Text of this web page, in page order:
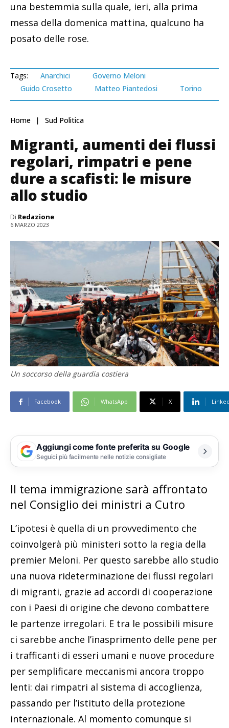
una bestemmia sulla quale, ieri, alla prima
messa della domenica mattina, qualcuno ha
posato delle rose.
Tags: Anarchici
Governo Meloni
Guido Crosetto
Matteo Piantedosi Torino
Home Sud Politica
Migranti, aumenti dei flussi
regolari, rimpatri e pene
dure a scafisti: le misure
allo studio
Di Redazione
6 MARZO 2023
Un soccorso della guardia costiera
Facebook WhatsApp X
Aggiungi come fonte preferita su Google
Seguici più facilmente nelle notizie consigliate
Il tema immigrazione sarà affrontato
nel Consiglio dei ministri a Cutro
L’ipotesi è quella di un provvedimento che
coinvolgerà più ministeri sotto la regia della
premier Meloni. Per questo sarebbe allo studio
una nuova rideterminazione dei flussi regolari
di migranti, grazie ad accordi di cooperazione
con i Paesi di origine che devono combattere
le partenze irregolari. E tra le possibili misure
ci sarebbe anche l’inasprimento delle pene per
i trafficanti di esseri umani e nuove procedure
per semplificare meccanismi ancora troppo
lenti: dai rimpatri al sistema di accoglienza,
passando per l’istituto della protezione
internazionale. Al momento comunque si